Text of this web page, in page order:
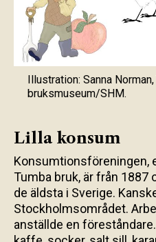
Illustration: Sanna
bruksmuseum/SHM.
Lilla konsum
Konsumtionsföreningen,
Tumba bruk, är från 1887
de äldsta i Sverige.
Stockholmsområdet.
anställde en